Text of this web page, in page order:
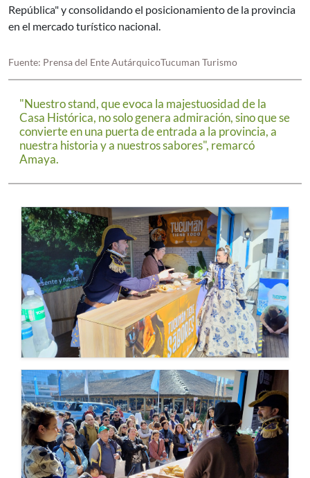
"Nuestro stand, que evoca la majestuosidad de la
Casa Histórica, no solo genera admiración, sino que se
convierte en una puerta de entrada a la provincia, a
nuestra historia y a nuestros sabores", remarcó
Amaya.
República" y consolidando el posicionamiento de la provincia
en el mercado turístico nacional.
Fuente: Prensa del Ente AutárquicoTucuman Turismo